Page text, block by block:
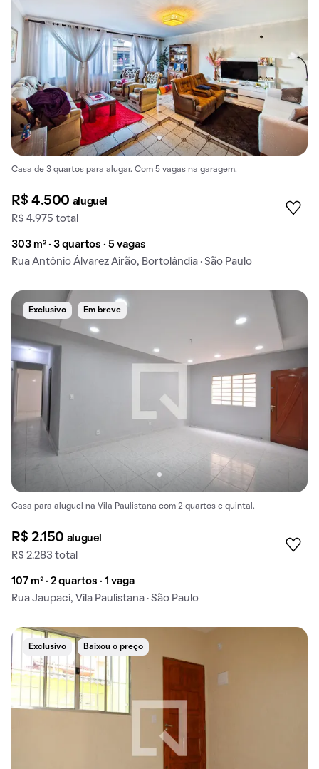
Casa de 3 quartos para alugar. Com 5 vagas na garagem.
R$ 4.500 aluguel
R$ 4.975 total
303 m² · 3 quartos · 5 vagas
Rua Antônio Álvarez Airão, Bortolândia · São Paulo
Exclusivo Em breve
Casa para aluguel na Vila Paulistana com 2 quartos e quintal.
R$ 2.150 aluguel
R$ 2.283 total
107 m² · 2 quartos · 1 vaga
Rua Jaupaci, Vila Paulistana · São Paulo
Exclusivo Baixou o preço